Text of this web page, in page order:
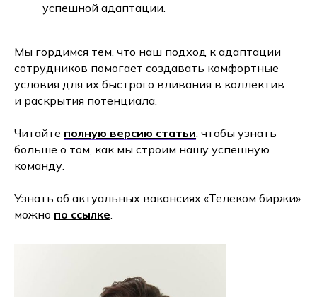
успешной адаптации.
Мы гордимся тем, что наш подход к адаптации
сотрудников помогает создавать комфортные
условия для их быстрого вливания в коллектив
и раскрытия потенциала.
Читайте полную версию статьи, чтобы узнать
больше о том, как мы строим нашу успешную
команду.
Узнать об актуальных вакансиях «Телеком биржи»
можно по ссылке.